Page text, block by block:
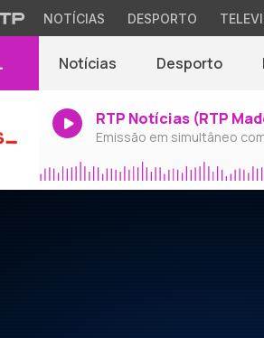
NOTÍCIAS DESPORTO
Notícias Desporto
RTP Notícias (RTP
Emissão em simultâneo